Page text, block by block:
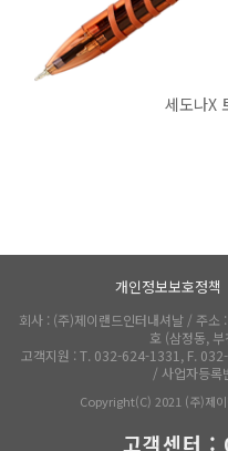
세도나X
개인정보보호정책
회사 : (주)제이랜드인터내셔날 / 주
호 (삼정동,
고객지원 : T. 032-624-1331, F.
/ 사업자등
Copyright(C) 2021 (주)제
고객센터